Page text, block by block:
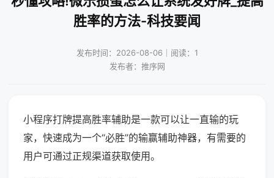
胜率的方法-科技要闻
发布时间：2026-08-06｜阅读：1
发布者：推序网
小程序打牌提高胜率辅助是一款可以让一直输的玩
家，快速成为一个“必胜”的输赢辅助神器，有需要的
用户可通过正规渠道获取使用。